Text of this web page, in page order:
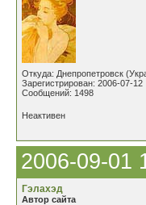
Откуда: Днепропетровск
Зарегистрирован: 2006-07-12
Сообщений: 1498
Неактивен
2006-09-01
Гэлахэд
Автор сайта